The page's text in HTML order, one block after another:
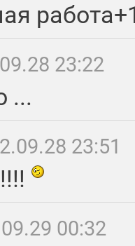
23:22
...
23:51
00:32